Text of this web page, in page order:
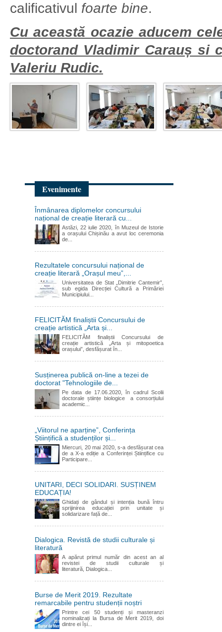
calificativul foarte bine.
Cu această ocazie aducem
doctorand Vladimir Carauș si
Valeriu Rudic.
Evenimente
Înmânarea diplomelor concursului
național de creație literară cu...
Astăzi, 22 iulie 2020, în Muzeul de Istorie
a orașului Chișinău a avut loc ceremonia
de...
Rezultatele concursului național de
creație literară „Orașul meu”,...
Universitatea de Stat „Dimitrie Cantemir”,
sub egida Direcției Cultură a Primăriei
Municipiului...
FELICITĂM finaliștii Concursului de
creație artistică „Arta și...
FELICITĂM finaliștii Concursului de
creație artistică „Arta și mitopoetica
orașului”, desfășurat în...
Susținerea publică on-line a tezei de
doctorat "Tehnologiile de...
Pe data de 17.06.2020, în cadrul Scolii
doctorale științe biologice a consorțiului
academic...
„Viitorul ne aparține”, Conferința
Științifică a studenților și...
Miercuri, 20 mai 2020, s-a desfășurat cea
de a X-a ediție a Conferinței Științifice cu
Participare...
UNITARI, DECI SOLIDARI. SUSȚINEM
EDUCAȚIA!
Ghidați de gândul și intenția bună întru
sprijinirea educației prin unitate și
solidarizare față de...
Dialogica. Revistă de studii culturale și
literatură
A apărut primul număr din acest an al
revistei de studii culturale și
literatură, Dialogica...
Burse de Merit 2019. Rezultate
remarcabile pentru studenții noștri
Printre cei 50 studenți și masteranzi
nominalizați la Bursa de Merit 2019, doi
dintre ei își...